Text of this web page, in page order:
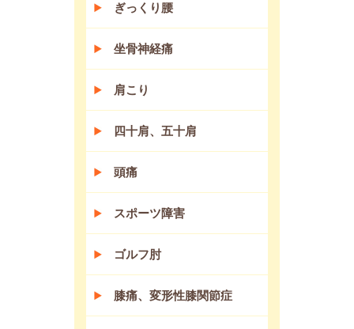
ぎっくり腰
坐骨神経痛
肩こり
四十肩、五十肩
頭痛
スポーツ障害
ゴルフ肘
膝痛、変形性膝関節症